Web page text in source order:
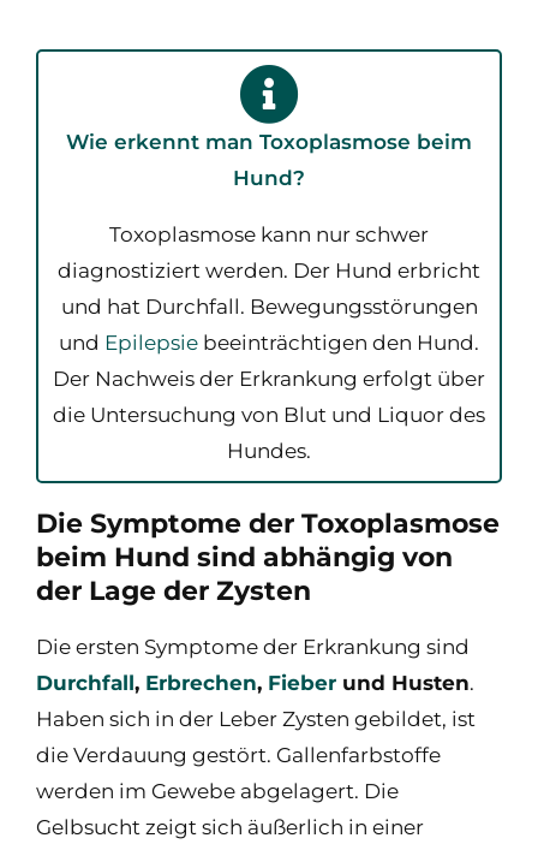
Wie erkennt man Toxoplasmose beim
Hund?
Toxoplasmose kann nur schwer
diagnostiziert werden. Der Hund erbricht
und hat Durchfall. Bewegungsstörungen
und Epilepsie beeinträchtigen den Hund.
Der Nachweis der Erkrankung erfolgt über
die Untersuchung von Blut und Liquor des
Hundes.
Die Symptome der Toxoplasmose
beim Hund sind abhängig von
der Lage der Zysten
Die ersten Symptome der Erkrankung sind
Durchfall, Erbrechen, Fieber und Husten.
Haben sich in der Leber Zysten gebildet, ist
die Verdauung gestört. Gallenfarbstoffe
werden im Gewebe abgelagert. Die
Gelbsucht zeigt sich äußerlich in einer